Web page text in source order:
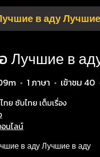
в аду
Лучшие в
• 1 ภาษา • เข้าชม 40
ย ซับไทย เต็มเรื่อง
นไลน์
в аду Лучшие в аду